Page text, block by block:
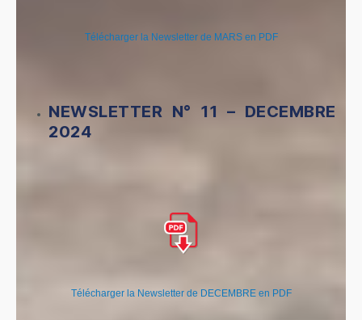
Télécharger la Newsletter de MARS en PDF
NEWSLETTER N° 11 – DECEMBRE
2024
Télécharger la Newsletter de DECEMBRE en PDF